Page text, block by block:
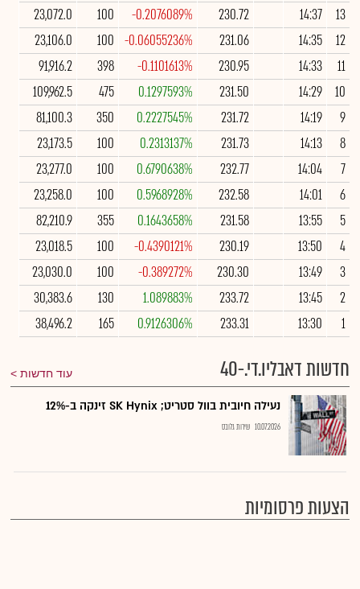
13
14:37
230.72
-0.2076089%
100
23,072.0
12
14:35
231.06
-0.06055236%
100
23,106.0
11
14:33
230.95
-0.1101613%
398
91,916.2
10
14:29
231.50
0.1297593%
475
109,962.5
9
14:19
231.72
0.2227545%
350
81,100.3
8
14:13
231.73
0.2313137%
100
23,173.5
7
14:04
232.77
0.6790638%
100
23,277.0
6
14:01
232.58
0.5968928%
100
23,258.0
5
13:55
231.58
0.1643658%
355
82,210.9
4
13:50
230.19
-0.4390121%
100
23,018.5
3
13:49
230.30
-0.389272%
100
23,030.0
2
13:45
233.72
1.089883%
130
30,383.6
1
13:30
233.31
0.9126306%
165
38,496.2
חדשות דאבליו.די.-40 עוד חדשות
נעילה חיובית בוול סטריט; SK Hynix זינקה ב-12%
10.07.2026 שירות גלובס
הצעות פרסומיות